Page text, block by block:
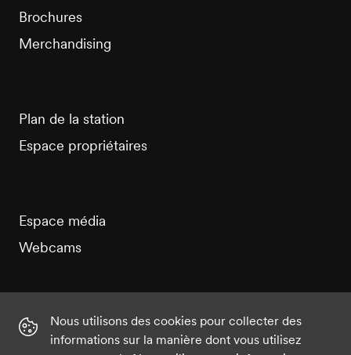
Brochures
Merchandising
Plan de la station
Espace propriétaires
Espace média
Webcams
YouTube
Nous utilisons des cookies pour collecter des
informations sur la manière dont vous utilisez